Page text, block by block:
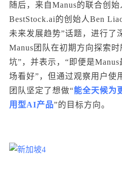
随后，来自Manus的联合创
BestStock.ai的创始人Ben
未来发展趋势”话题，进行了
Manus团队在初期方向探索
坑”，并表示，“即便是
场看好”，但通过观察用户使
团队坚定了想做“能全天候为
用型AI产品”的目标方向。